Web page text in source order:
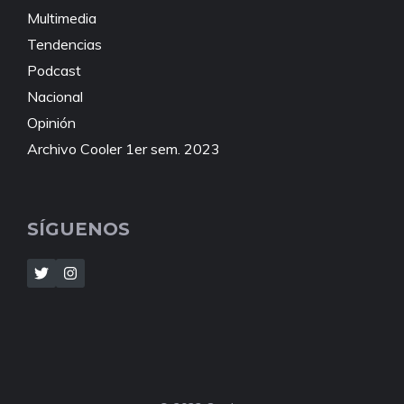
Multimedia
Tendencias
Podcast
Nacional
Opinión
Archivo Cooler 1er sem. 2023
SÍGUENOS